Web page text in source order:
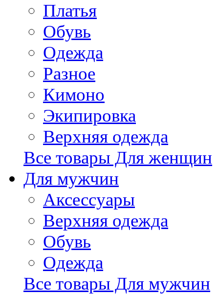
Платья
Обувь
Одежда
Разное
Кимоно
Экипировка
Верхняя одежда
Все товары Для женщин
Для мужчин
Аксессуары
Верхняя одежда
Обувь
Одежда
Все товары Для мужчин